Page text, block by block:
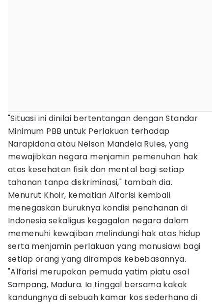
"Situasi ini dinilai bertentangan dengan Standar
Minimum PBB untuk Perlakuan terhadap
Narapidana atau Nelson Mandela Rules, yang
mewajibkan negara menjamin pemenuhan hak
atas kesehatan fisik dan mental bagi setiap
tahanan tanpa diskriminasi," tambah dia.
Menurut Khoir, kematian Alfarisi kembali
menegaskan buruknya kondisi penahanan di
Indonesia sekaligus kegagalan negara dalam
memenuhi kewajiban melindungi hak atas hidup
serta menjamin perlakuan yang manusiawi bagi
setiap orang yang dirampas kebebasannya.
"Alfarisi merupakan pemuda yatim piatu asal
Sampang, Madura. Ia tinggal bersama kakak
kandungnya di sebuah kamar kos sederhana di